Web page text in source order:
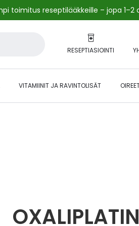
toimitus reseptilääkkeille – jopa 1–2
RESEPTIASIOINTI
VITAMIINIT JA RAVINTOLISÄT